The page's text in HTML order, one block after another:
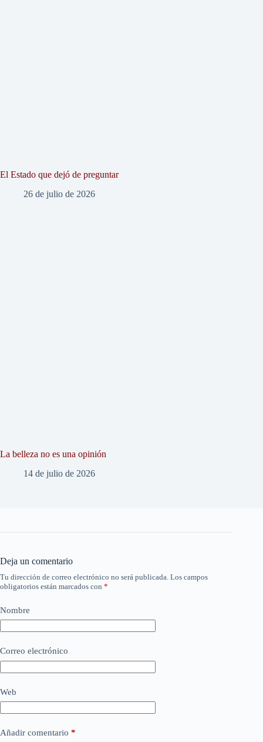
El Estado que dejó de preguntar
26 de julio de 2026
La belleza no es una opinión
14 de julio de 2026
Deja un comentario
Tu dirección de correo electrónico no será publicada. Los campos
obligatorios están marcados con *
Nombre
Correo electrónico
Web
Añadir comentario *